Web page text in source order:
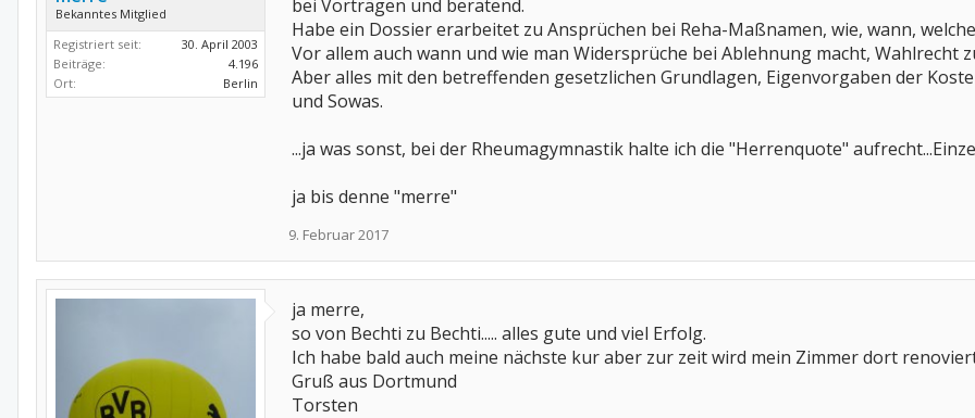
Bekanntes Mitglied
Registriert seit:
30. April 2003
Beiträge:
4.196
Ort:
Berlin
bei Vorträgen und beratend.
Habe ein Dossier erarbeitet zu Ansprüchen bei Reha-Maßnamen, wie, wann,
Vor allem auch wann und wie man Widersprüche bei Ablehnung macht, Wahlrecht
Aber alles mit den betreffenden gesetzlichen Grundlagen, Eigenvorgaben der
und Sowas.
...ja was sonst, bei der Rheumagymnastik halte ich die "Herrenquote"
ja bis denne "merre"
9. Februar 2017
ja merre,
so von Bechti zu Bechti..... alles gute und viel Erfolg.
Ich habe bald auch meine nächste kur aber zur zeit wird mein Zimmer dort
Gruß aus Dortmund
Torsten